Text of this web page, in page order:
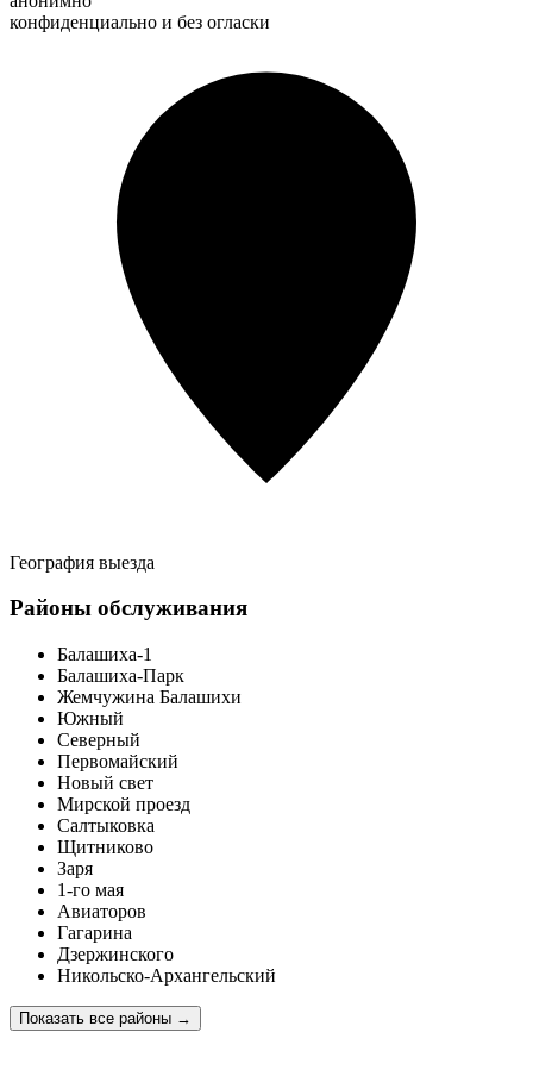
конфиденциально и без огласки
География выезда
Районы обслуживания
Балашиха-1
Балашиха-Парк
Жемчужина Балашихи
Южный
Северный
Первомайский
Новый свет
Мирской проезд
Салтыковка
Щитниково
Заря
1-го мая
Авиаторов
Гагарина
Дзержинского
Никольско-Архангельский
Показать все районы →